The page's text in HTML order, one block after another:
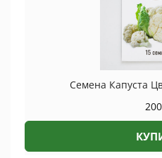
Семена Капуста
200